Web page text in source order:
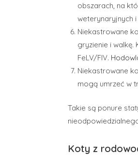
obszarach, na
weterynaryjnych
Niekastrowane
gryzienie i
FeLV/FIV.
Niekastrowane
mogą umrzeć w
Takie są ponure
Koty z